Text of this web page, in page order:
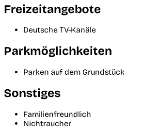
Freizeitangebote
Deutsche TV-Kanäle
Parkmöglichkeiten
Parken auf dem Grundstück
Sonstiges
Familienfreundlich
Nichtraucher